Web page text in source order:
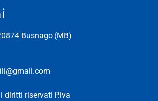
Busnago (MB)
diritti riservati P.iva